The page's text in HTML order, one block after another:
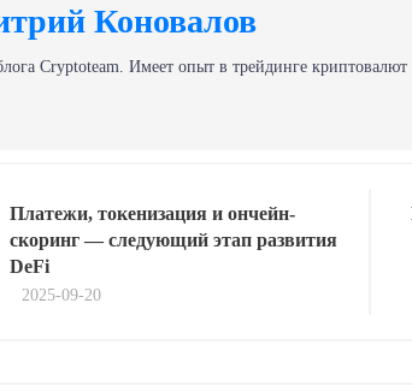
Коновалов
Сryptoteam. Имеет опыт в трейдинге криптовалют
Платежи, токенизация и ончейн-
скоринг — следующий этап развития
DeFi
2025-09-20